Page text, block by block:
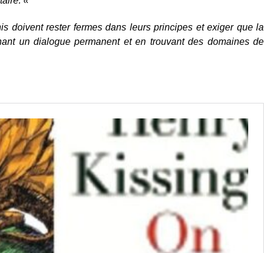
doivent rester fermes dans leurs principes et exiger que la
un dialogue permanent et en trouvant des domaines de